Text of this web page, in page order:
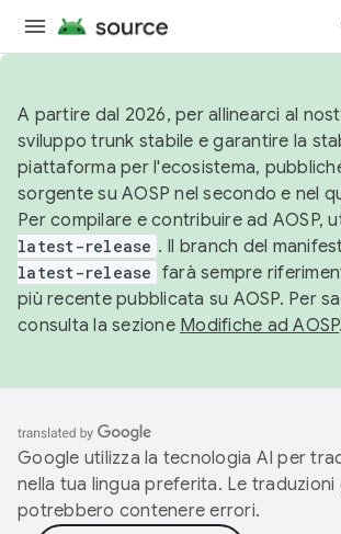
A partire dal 2026, per allinearci al
sviluppo trunk stabile e garantire la
piattaforma per l'ecosistema,
sorgente su AOSP nel secondo e nel
Per compilare e contribuire ad AOSP,
latest-release . Il branch del
latest-release farà sempre
più recente pubblicata su AOSP. Per
consulta la sezione Modifiche ad AOSP.
Google utilizza la tecnologia AI per
nella tua lingua preferita. Le traduzioni
potrebbero contenere errori.